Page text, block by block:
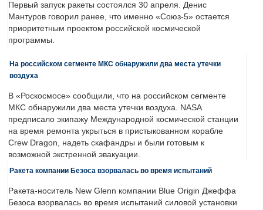
Первый запуск ракеты состоялся 30 апреля. Денис
Мантуров говорил ранее, что именно «Союз-5» остается
приоритетным проектом российской космической
программы.
На российском сегменте МКС обнаружили два места утечки
воздуха
В «Роскосмосе» сообщили, что на российском сегменте
МКС обнаружили два места утечки воздуха. NASA
предписало экипажу Международной космической станции
на время ремонта укрыться в пристыкованном корабле
Crew Dragon, надеть скафандры и были готовым к
возможной экстренной эвакуации.
Ракета компании Безоса взорвалась во время испытаний
Ракета-носитель New Glenn компании Blue Origin Джеффа
Безоса взорвалась во время испытаний силовой установки